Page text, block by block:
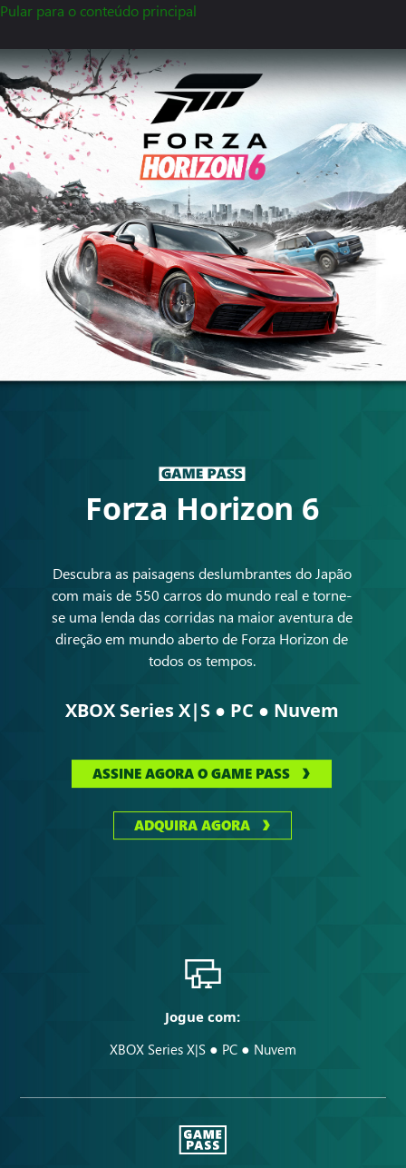
Pular para o conteúdo principal
Forza Horizon 6
Descubra as paisagens deslumbrantes do Japão
com mais de 550 carros do mundo real e torne-
se uma lenda das corridas na maior aventura de
direção em mundo aberto de Forza Horizon de
todos os tempos.
XBOX Series X|S ● PC ● Nuvem
ASSINE AGORA O GAME PASS
ADQUIRA AGORA
Jogue com:
XBOX Series X|S ● PC ● Nuvem